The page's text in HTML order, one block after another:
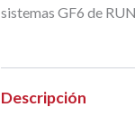
sistemas GF6 de
Descripción